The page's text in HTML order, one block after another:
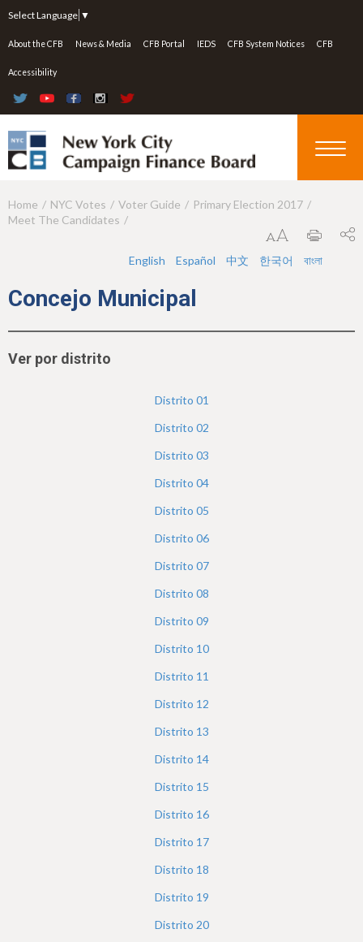
Select Language ▼
About the CFB News & Media CFB Portal IEDS CFB System Notices CFB
Accessibility
Y
a
h
Home NYC Votes Voter Guide
Primary Election 2017
Meet The Candidates
English Español 中文 한국어 বাংলা
Concejo Municipal
Ver por distrito
Distrito 01
Distrito 02
Distrito 03
Distrito 04
Distrito 05
Distrito 06
Distrito 07
Distrito 08
Distrito 09
Distrito 10
Distrito 11
Distrito 12
Distrito 13
Distrito 14
Distrito 15
Distrito 16
Distrito 17
Distrito 18
Distrito 19
Distrito 20